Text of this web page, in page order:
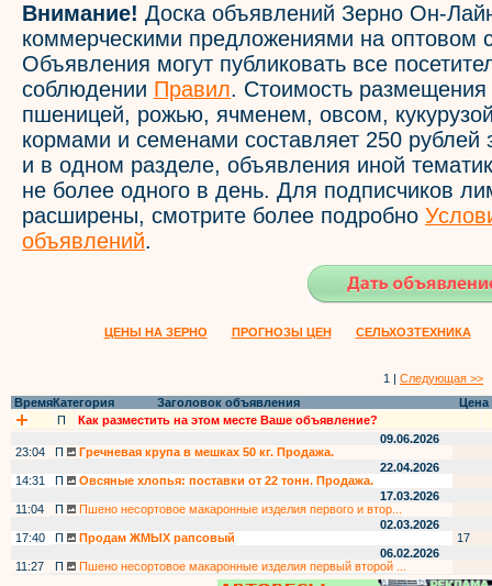
Внимание! Доска объявлений Зерно Он-
коммерческими предложениями на оптовом
Объявления могут публиковать все
соблюдении Правил. Стоимость
пшеницей, рожью, ячменем, овсом,
кормами и семенами составляет 250 рублей
и в одном разделе, объявления иной
не более одного в день. Для подписчиков
расширены, смотрите более подробно
объявлений.
ЦЕНЫ НА ЗЕРНО ПРОГНОЗЫ ЦЕН СЕЛЬХОЗТЕХНИКА
1 | Следующая >>
ВремяКатегория Заголовок объявления
Цена
П
Как разместить на этом месте Ваше объявление?
09.06.2026
23:04
П
Гречневая крупа в мешках 50 кг. Продажа.
22.04.2026
14:31
П
Овсяные хлопья: поставки от 22 тонн. Продажа.
17.03.2026
11:04
П
Пшено несортовое макаронные изделия первого и втор...
02.03.2026
17:40
П Продам ЖМЫХ рапсовый
17
06.02.2026
11:27
П Пшено несортовое макаронные изделия первый второй ...